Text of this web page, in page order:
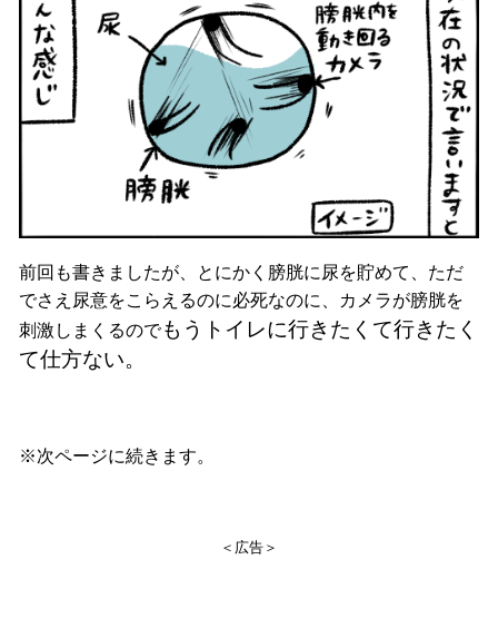
前回も書きましたが、とにかく膀胱に尿を貯めて、ただ
でさえ尿意をこらえるのに必死なのに、カメラが膀胱を
刺激しまくるのでもうトイレに行きたくて行きたく
て仕方ない。
※次ページに続きます。
＜広告＞